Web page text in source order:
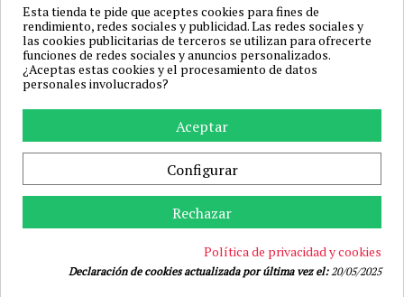
ML
PHEROSTRONG
58,79 €69,99 €
Añadir a la cesta
PARA MUJER 50 ML
PHEROSTRONG
29,03 €32,99 €
Añadir a la cesta
HOT - TWILIGHT PERFUME
Esta tienda te pide que aceptes cookies para fines de
rendimiento, redes sociales y publicidad. Las redes sociales y
las cookies publicitarias de terceros se utilizan para ofrecerte
funciones de redes sociales y anuncios personalizados.
¿Aceptas estas cookies y el procesamiento de datos
personales involucrados?
Aceptar
Configurar
Rechazar
Política de privacidad y cookies
Declaración de cookies actualizada por última vez el:20/05/2025